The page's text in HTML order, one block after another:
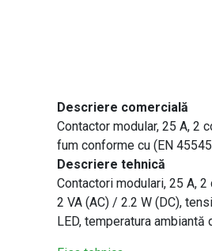
Descriere comercială
Contactor modular, 25 A, 2
fum conforme cu (EN
Descriere tehnică
Contactori modulari, 25 A, 2
2 VA (AC) / 2.2 W (DC),
LED, temperatura ambiantă